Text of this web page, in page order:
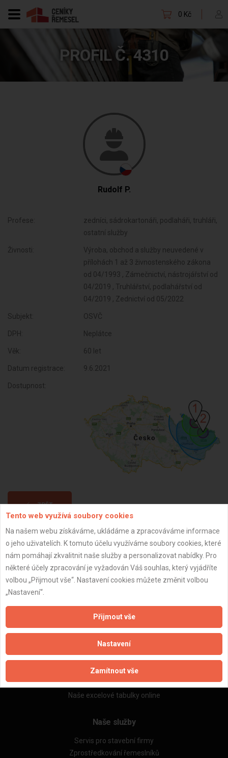
0 Kč
PROFIL Č. 4310
Rudolf P.
Profese:
zedníci, sádrokartonáři, podlaháři, truhláři,
ostatní služby
Živnosti:
Výroba, obchod a služby neuvedené v
přílohách 1 až 3 živnostenského zákona
od 04/1993 , Zámečnictví, nástrojářství od
04/2019 , Truhlářství, podlahářství od
04/2019 , Zednictví od 05/2022
Subjekt: OSVČ
DPH: Neplátce
Věk: 60 let
Datum registrace: 9.6.2021
Dostupnost:
ZPĚT
Aktualizováno z portálu ARES dne 01.01.2024 21:00:10
Naše firmy a řemeslníci
Zpracování a ochrana osobních údajů
Zásady pro používání souborů cookie
Obchodní podmínky (zprostředkování)
Obchodní podmínky (rozpočtování)
Reference
Naše excelové tabulky online
Naše služby
Servis pro stavební firmy
Zprostředkování řemeslníků
Tento web využívá soubory cookies
Na našem webu získáváme, ukládáme a zpracováváme informace
o jeho uživatelích. K tomuto účelu využíváme soubory cookies, které
nám pomáhají zkvalitnit naše služby a personalizovat nabídky. Pro
některé účely zpracování je vyžadován Váš souhlas, který vyjádříte
volbou „Přijmout vše“. Nastavení cookies můžete změnit volbou
„Nastavení“.
Přijmout vše
Nastavení
Zamítnout vše